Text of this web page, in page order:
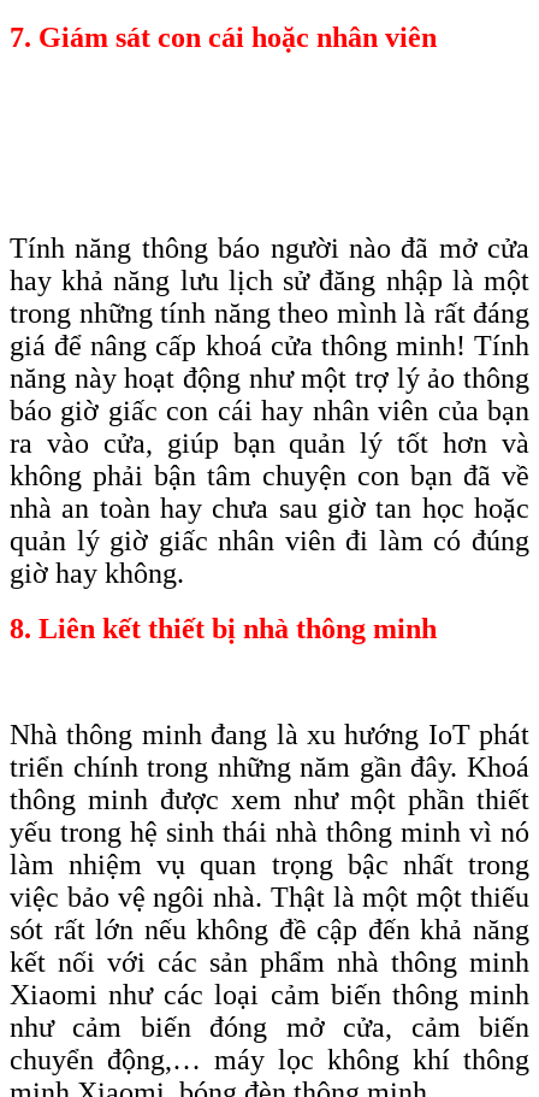
7. Giám sát con cái hoặc nhân viên
Tính năng thông báo người nào đã mở cửa
hay khả năng lưu lịch sử đăng nhập là một
trong những tính năng theo mình là rất đáng
giá để nâng cấp khoá cửa thông minh! Tính
năng này hoạt động như một trợ lý ảo thông
báo giờ giấc con cái hay nhân viên của bạn
ra vào cửa, giúp bạn quản lý tốt hơn và
không phải bận tâm chuyện con bạn đã về
nhà an toàn hay chưa sau giờ tan học hoặc
quản lý giờ giấc nhân viên đi làm có đúng
giờ hay không.
8. Liên kết thiết bị nhà thông minh
Nhà thông minh đang là xu hướng IoT phát
triển chính trong những năm gần đây. Khoá
thông minh được xem như một phần thiết
yếu trong hệ sinh thái nhà thông minh vì nó
làm nhiệm vụ quan trọng bậc nhất trong
việc bảo vệ ngôi nhà. Thật là một một thiếu
sót rất lớn nếu không đề cập đến khả năng
kết nối với các sản phẩm nhà thông minh
Xiaomi như các loại cảm biến thông minh
như cảm biến đóng mở cửa, cảm biến
chuyển động,… máy lọc không khí thông